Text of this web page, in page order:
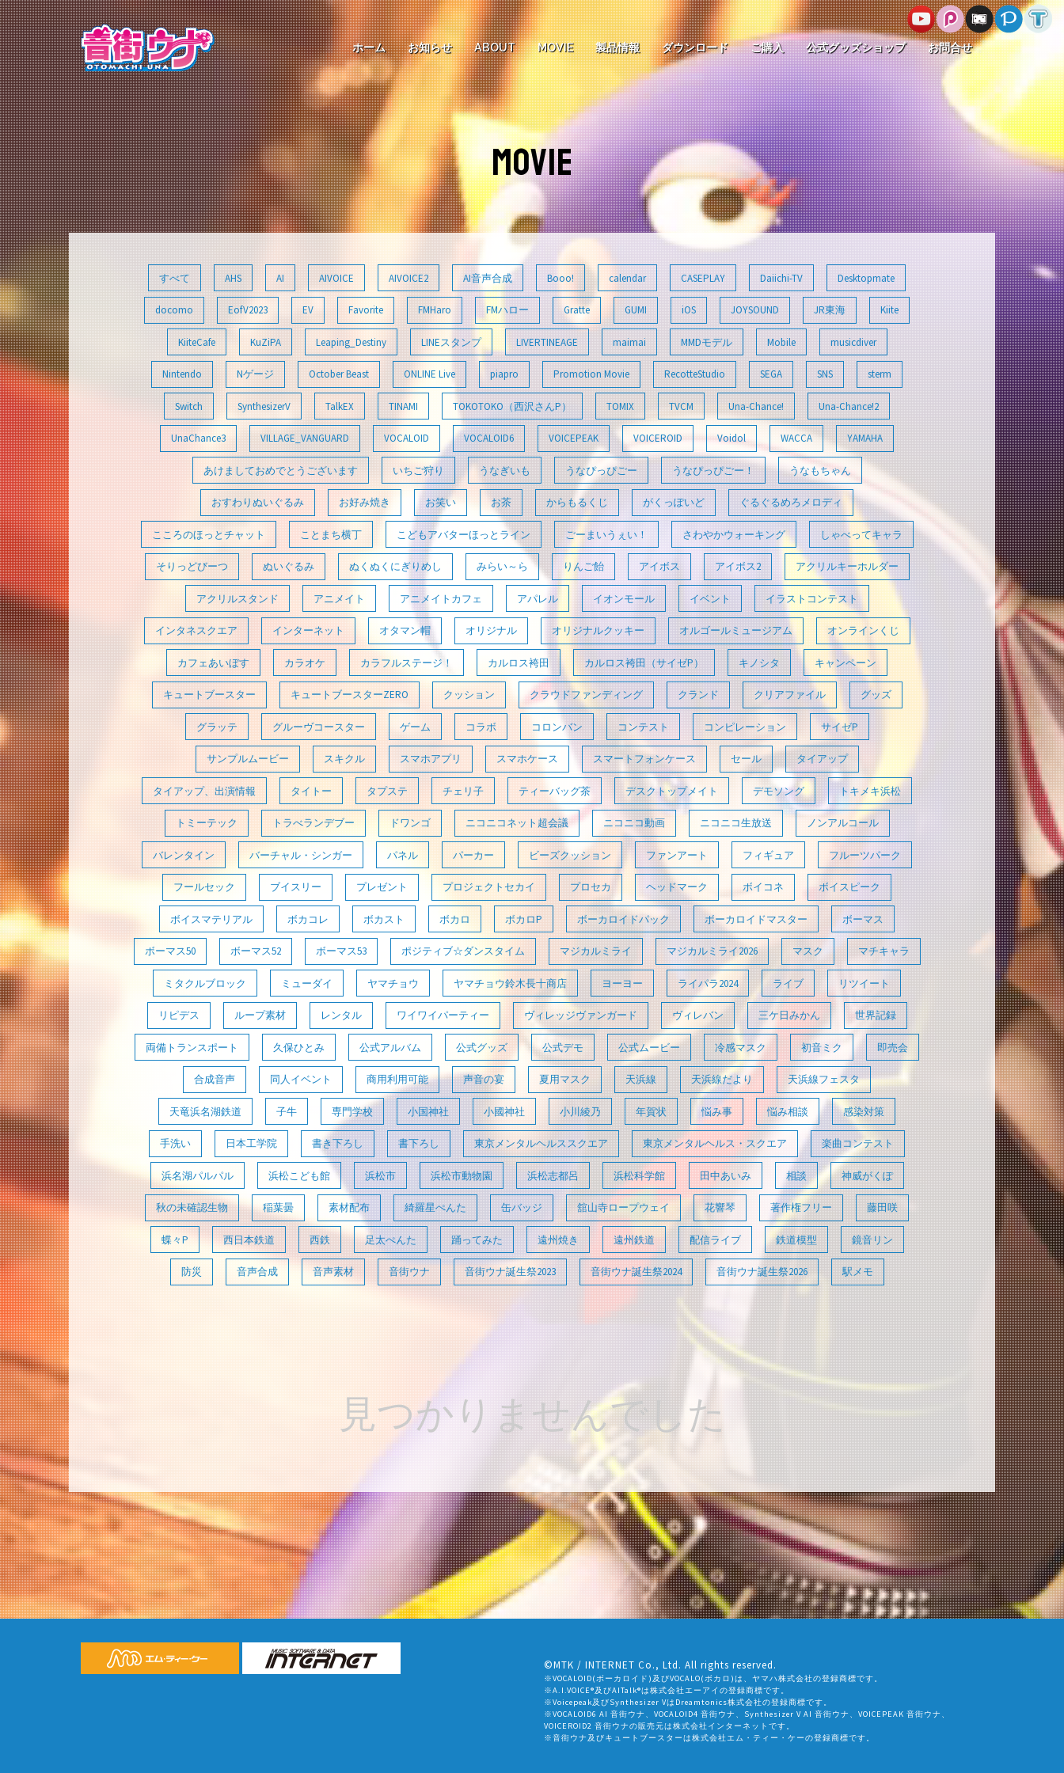
コ
ン
テ
ン
ツ
へ
ス
キ
ッ
プ
ホーム お知らせ ABOUT MOVIE 製品情報 ダウンロード ご購入 公式グッズショップ お問合せ
MOVIE
すべて AHS AI AIVOICE AIVOICE2 AI音声合成 Booo! calendar CASEPLAY Daiichi-TV Desktopmate
docomo EofV2023 EV Favorite FMHaro FMハロー Gratte GUMI iOS JOYSOUND JR東海 Kiite
KiiteCafe KuZiPA Leaping_Destiny LINEスタンプ LIVERTINEAGE maimai MMDモデル Mobile musicdiver
Nintendo Nゲージ October Beast ONLINE Live piapro Promotion Movie RecotteStudio SEGA SNS sterm
Switch SynthesizerV TalkEX TINAMI TOKOTOKO（西沢さんP） TOMIX TVCM Una-Chance! Una-Chance!2
UnaChance3 VILLAGE_VANGUARD VOCALOID VOCALOID6 VOICEPEAK VOICEROID Voidol WACCA YAMAHA
あけましておめでとうございます いちご狩り うなぎいも うなぴっぴごー うなぴっぴごー！ うなもちゃん
おすわりぬいぐるみ お好み焼き お笑い お茶 からもるくじ がくっぽいど ぐるぐるめろメロディ
こころのほっとチャット ことまち横丁 こどもアバターほっとライン ごーまいうぇい！ さわやかウォーキング しゃべってキャラ
そりっどびーつ ぬいぐるみ ぬくぬくにぎりめし みらい～ら りんご飴 アイボス アイボス2 アクリルキーホルダー
アクリルスタンド アニメイト アニメイトカフェ アパレル イオンモール イベント イラストコンテスト
インタネスクエア インターネット オタマン帽 オリジナル オリジナルクッキー オルゴールミュージアム オンラインくじ
カフェあいぼす カラオケ カラフルステージ！ カルロス袴田 カルロス袴田（サイゼP） キノシタ キャンペーン
キュートブースター キュートブースターZERO クッション クラウドファンディング クランド クリアファイル グッズ
グラッテ グルーヴコースター ゲーム コラボ コロンバン コンテスト コンピレーション サイゼP
サンプルムービー スキクル スマホアプリ スマホケース スマートフォンケース セール タイアップ
タイアップ、出演情報 タイトー タプステ チェリ子 ティーバッグ茶 デスクトップメイト デモソング トキメキ浜松
トミーテック トラべランデブー ドワンゴ ニコニコネット超会議 ニコニコ動画 ニコニコ生放送 ノンアルコール
バレンタイン バーチャル・シンガー パネル パーカー ビーズクッション ファンアート フィギュア フルーツパーク
フールセック ブイスリー プレゼント プロジェクトセカイ プロセカ ヘッドマーク ボイコネ ボイスピーク
ボイスマテリアル ボカコレ ボカスト ボカロ ボカロP ボーカロイドパック ボーカロイドマスター ボーマス
ボーマス50 ボーマス52 ボーマス53 ポジティブ☆ダンスタイム マジカルミライ マジカルミライ2026 マスク マチキャラ
ミタクルブロック ミューダイ ヤマチョウ ヤマチョウ鈴木長十商店 ヨーヨー ライパラ2024 ライブ リツイート
リピデス ループ素材 レンタル ワイワイパーティー ヴィレッジヴァンガード ヴィレバン 三ケ日みかん 世界記録
両備トランスポート 久保ひとみ 公式アルバム 公式グッズ 公式デモ 公式ムービー 冷感マスク 初音ミク 即売会
合成音声 同人イベント 商用利用可能 声音の宴 夏用マスク 天浜線 天浜線だより 天浜線フェスタ
天竜浜名湖鉄道 子牛 専門学校 小国神社 小國神社 小川綾乃 年賀状 悩み事 悩み相談 感染対策
手洗い 日本工学院 書き下ろし 書下ろし 東京メンタルヘルススクエア 東京メンタルヘルス・スクエア 楽曲コンテスト
浜名湖パルパル 浜松こども館 浜松市 浜松市動物園 浜松志都呂 浜松科学館 田中あいみ 相談 神威がくぽ
秋の未確認生物 稲葉曇 素材配布 綺羅星ぺんた 缶バッジ 舘山寺ロープウェイ 花響琴 著作権フリー 藤田咲
蝶々P 西日本鉄道 西鉄 足太ぺんた 踊ってみた 遠州焼き 遠州鉄道 配信ライブ 鉄道模型 鏡音リン
防災 音声合成 音声素材 音街ウナ 音街ウナ誕生祭2023 音街ウナ誕生祭2024 音街ウナ誕生祭2026 駅メモ
見つかりませんでした
©MTK / INTERNET Co., Ltd. All rights reserved.
※VOCALOID(ボーカロイド)及びVOCALO(ボカロ)は、ヤマハ株式会社の登録商標です。
※A.I.VOICE®及びAITalk®は株式会社エーアイの登録商標です。
※Voicepeak及びSynthesizer VはDreamtonics株式会社の登録商標です。
※VOCALOID6 AI 音街ウナ、VOCALOID4 音街ウナ、Synthesizer V AI 音街ウナ、VOICEPEAK 音街ウナ、
VOICEROID2 音街ウナの販売元は株式会社インターネットです。
※音街ウナ及びキュートブースターは株式会社エム・ティー・ケーの登録商標です。